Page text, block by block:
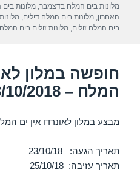
b
o
k
A
p
מלונות בים המלח בדצמבר ,מלונות
האחרון ,מלונות בים המלח דילים ,
בים המלח זולים ,מלונות זולים בים המלח
חופשה במלון
המלח – 23/10/2018
מבצע במלון לאונרדו אין ים
תאריך הגעה: 23/10/18
תאריך עזיבה: 25/10/18